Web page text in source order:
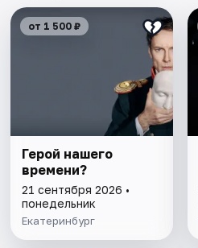
от 1 500 ₽
Герой нашего
времени?
21 сентября 2026 •
понедельник
Екатеринбург